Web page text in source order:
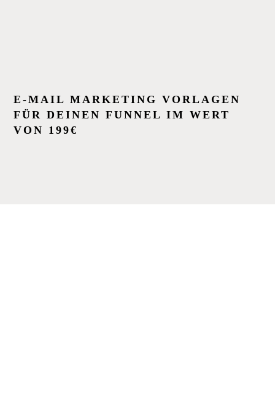
E-MAIL MARKETING VORLAGEN
FÜR DEINEN FUNNEL IM WERT
VON 199€